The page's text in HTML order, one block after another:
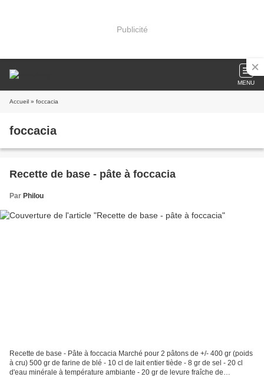
Publicité
MENU
Accueil » foccacia
foccacia
Recette de base - pâte à foccacia
Par Philou
Recette de base - Pâte à foccacia Marché pour 2 pâtons de +/- 400 gr (poids
à cru) 500 gr de farine de blé - 10 cl de lait entier tiède - 8 gr de sel - 20 cl
d'eau minérale à température ambiante - 20 gr de levure fraîche de